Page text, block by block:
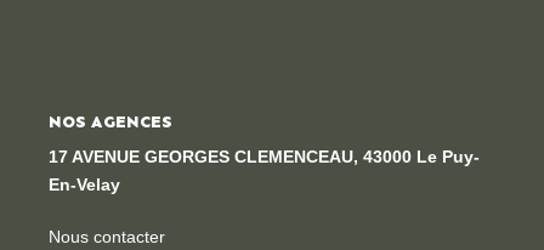
NOS AGENCES
17 AVENUE GEORGES CLEMENCEAU, 43000 Le Puy-
En-Velay
Nous contacter